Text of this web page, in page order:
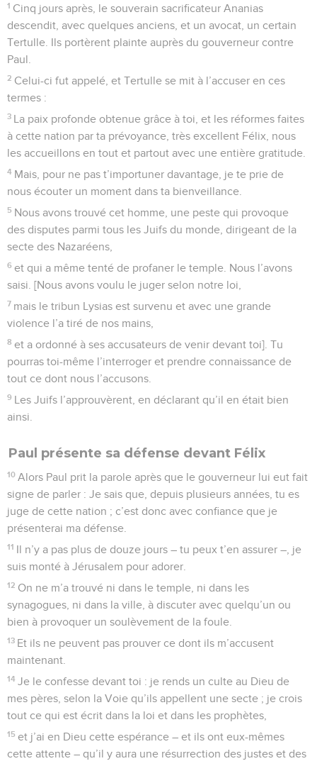
1 Cinq jours après, le souverain sacrificateur Ananias
descendit, avec quelques anciens, et un avocat, un certain
Tertulle. Ils portèrent plainte auprès du gouverneur contre
Paul.
2 Celui-ci fut appelé, et Tertulle se mit à l’accuser en ces
termes :
3 La paix profonde obtenue grâce à toi, et les réformes faites
à cette nation par ta prévoyance, très excellent Félix, nous
les accueillons en tout et partout avec une entière gratitude.
4 Mais, pour ne pas t’importuner davantage, je te prie de
nous écouter un moment dans ta bienveillance.
5 Nous avons trouvé cet homme, une peste qui provoque
des disputes parmi tous les Juifs du monde, dirigeant de la
secte des Nazaréens,
6 et qui a même tenté de profaner le temple. Nous l’avons
saisi. [Nous avons voulu le juger selon notre loi,
7 mais le tribun Lysias est survenu et avec une grande
violence l’a tiré de nos mains,
8 et a ordonné à ses accusateurs de venir devant toi]. Tu
pourras toi-même l’interroger et prendre connaissance de
tout ce dont nous l’accusons.
9 Les Juifs l’approuvèrent, en déclarant qu’il en était bien
ainsi.
Paul présente sa défense devant Félix
10 Alors Paul prit la parole après que le gouverneur lui eut fait
signe de parler : Je sais que, depuis plusieurs années, tu es
juge de cette nation ; c’est donc avec confiance que je
présenterai ma défense.
11 Il n’y a pas plus de douze jours – tu peux t’en assurer –, je
suis monté à Jérusalem pour adorer.
12 On ne m’a trouvé ni dans le temple, ni dans les
synagogues, ni dans la ville, à discuter avec quelqu’un ou
bien à provoquer un soulèvement de la foule.
13 Et ils ne peuvent pas prouver ce dont ils m’accusent
maintenant.
14 Je le confesse devant toi : je rends un culte au Dieu de
mes pères, selon la Voie qu’ils appellent une secte ; je crois
tout ce qui est écrit dans la loi et dans les prophètes,
15 et j’ai en Dieu cette espérance – et ils ont eux-mêmes
cette attente – qu’il y aura une résurrection des justes et des